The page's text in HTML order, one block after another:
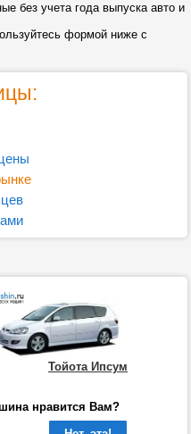
без учета года выпуска авто и
формой ниже с
Тойота Ипсум
нравится Вам?